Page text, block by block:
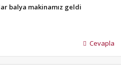
balya makinamız geldi
Cevapla